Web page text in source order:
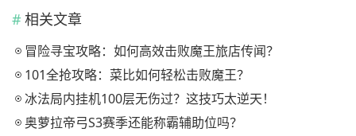
相关文章
冒险寻宝攻略：如何高效击败魔王旅店传闻？
101全抢攻略：菜比如何轻松击败魔王？
冰法局内挂机100层无伤过？这技巧太逆天！
奥萝拉帝弓S3赛季还能称霸辅助位吗？